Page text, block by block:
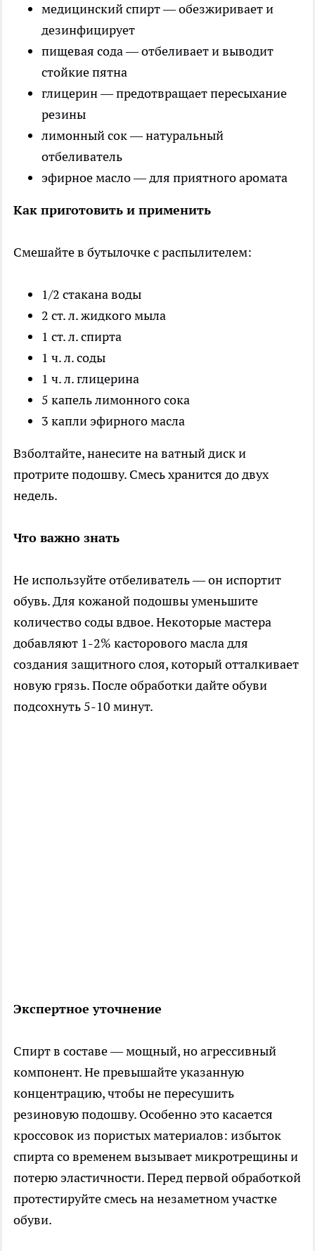
медицинский спирт — обезжиривает и
дезинфицирует
пищевая сода — отбеливает и выводит
стойкие пятна
глицерин — предотвращает пересыхание
резины
лимонный сок — натуральный
отбеливатель
эфирное масло — для приятного аромата
Как приготовить и применить
Смешайте в бутылочке с распылителем:
1/2 стакана воды
2 ст. л. жидкого мыла
1 ст. л. спирта
1 ч. л. соды
1 ч. л. глицерина
5 капель лимонного сока
3 капли эфирного масла
Взболтайте, нанесите на ватный диск и
протрите подошву. Смесь хранится до двух
недель.
Что важно знать
Не используйте отбеливатель — он испортит
обувь. Для кожаной подошвы уменьшите
количество соды вдвое. Некоторые мастера
добавляют 1-2% касторового масла для
создания защитного слоя, который отталкивает
новую грязь. После обработки дайте обуви
подсохнуть 5-10 минут.
Экспертное уточнение
Спирт в составе — мощный, но агрессивный
компонент. Не превышайте указанную
концентрацию, чтобы не пересушить
резиновую подошву. Особенно это касается
кроссовок из пористых материалов: избыток
спирта со временем вызывает микротрещины и
потерю эластичности. Перед первой обработкой
протестируйте смесь на незаметном участке
обуви.